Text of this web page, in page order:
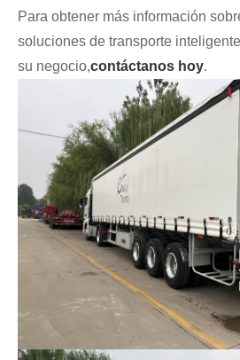
Para obtener más información
soluciones de transporte
su negocio,contáctanos hoy.